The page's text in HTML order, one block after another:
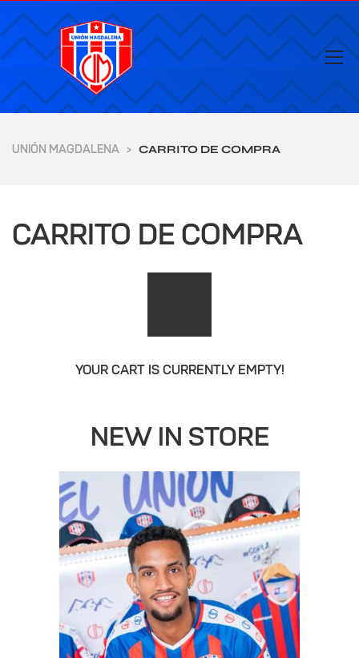
UNIÓN MAGDALENA > CARRITO DE COMPRA
CARRITO DE COMPRA
YOUR CART IS CURRENTLY EMPTY!
NEW IN STORE